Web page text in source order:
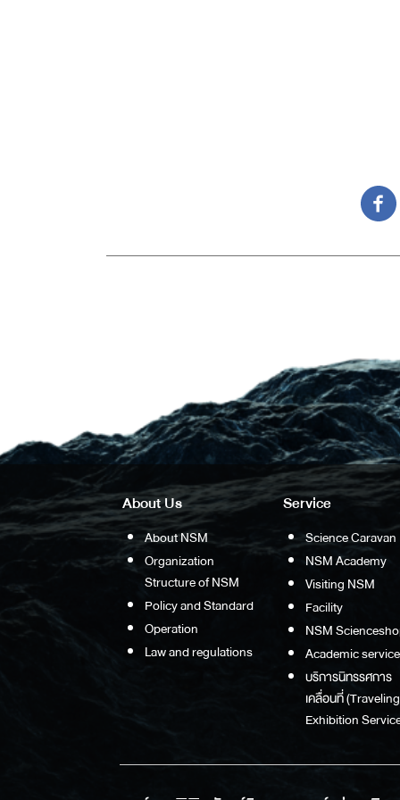
About Us
About NSM
Organization
Structure of NSM
Policy and Standard
Operation
Law and regulations
Service
Science Caravan
NSM Academy
Visiting NSM
Facility
NSM
Academic service
บริการนิทรรศการ
เคลื่อนที่ (Traveling
Exhibition